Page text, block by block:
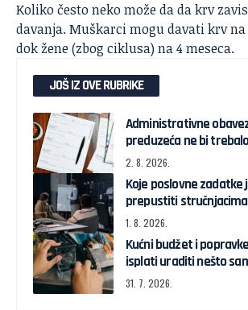
Koliko često neko može da da krv
davanja. Muškarci mogu davati krv na
dok žene (zbog ciklusa) na 4 meseca.
JOŠ IZ OVE RUBRIKE
Administrativne
preduzeća ne bi
2. 8. 2026.
Koje poslovne
prepustiti
1. 8. 2026.
Kućni budžet i
isplati uraditi nešto
31. 7. 2026.